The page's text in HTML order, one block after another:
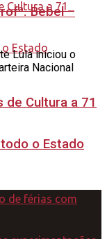
de Cultura a 71
o Estado
Bebel –
Lula iniciou o
Nacional